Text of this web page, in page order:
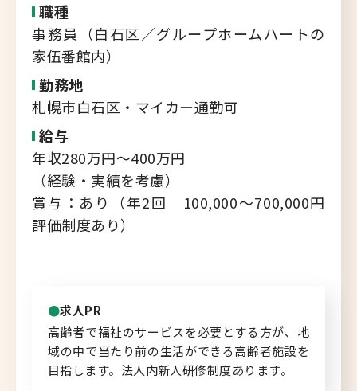
キャリアバンク
コンサルタント紹介
北海道へのU・Iターン向け
転職情報
新規登録
よくあるご質問
ログイン
道北・旭川エリア
稚内・留萌エリア
道南エリア
フルリモート
北海道以外
職種
事務員（白石区／グループホームハートの
家伍番館内）
勤務地
札幌市白石区・マイカー通勤可
給与
年収280万円～400万円
（経験・実績を考慮）
賞与：あり（年2回 100,000～700,000円
評価制度あり）
求人PR
高齢者で福祉のサービスを必要とする方が、地
域の中で当たり前の生活ができる高齢者施設を
目指します。法人内新人研修制度あります。